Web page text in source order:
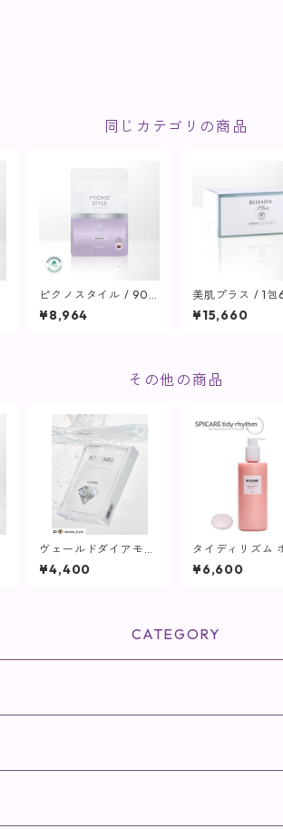
同じカテゴリの商品
ピクノスタイル / 90
粒【インナーケア】
¥8,964
美肌プラス / 1包
0包【インナーケ
¥15,660
その他の商品
ヴェールドダイアモン
ドマスク【SPICARE】
¥4,400
タイディリズム
クリーム / 500ml
PICARE】
¥6,600
CATEGORY